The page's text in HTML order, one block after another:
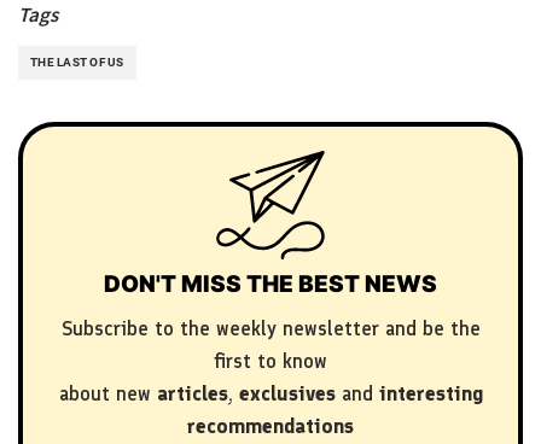
Tags
THE LAST OF US
DON'T MISS THE BEST NEWS
Subscribe to the weekly newsletter and be the
first to know
about new articles, exclusivesand interesting
recommendations